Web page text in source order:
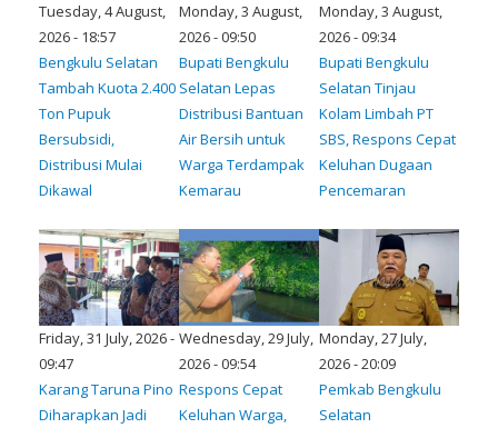
Tuesday, 4 August,
2026 - 18:57
Bengkulu Selatan
Tambah Kuota 2.400
Ton Pupuk
Bersubsidi,
Distribusi Mulai
Dikawal
Monday, 3 August,
2026 - 09:50
Bupati Bengkulu
Selatan Lepas
Distribusi Bantuan
Air Bersih untuk
Warga Terdampak
Kemarau
Monday, 3 August,
2026 - 09:34
Bupati Bengkulu
Selatan Tinjau
Kolam Limbah PT
SBS, Respons Cepat
Keluhan Dugaan
Pencemaran
Friday, 31 July, 2026 -
09:47
Karang Taruna Pino
Diharapkan Jadi
Wednesday, 29 July,
2026 - 09:54
Respons Cepat
Keluhan Warga,
Monday, 27 July,
2026 - 20:09
Pemkab Bengkulu
Selatan